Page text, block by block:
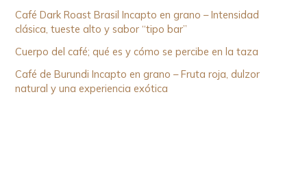
Café Dark Roast Brasil Incapto en grano – Intensidad
clásica, tueste alto y sabor “tipo bar”
Cuerpo del café; qué es y cómo se percibe en la taza
Café de Burundi Incapto en grano – Fruta roja, dulzor
natural y una experiencia exótica